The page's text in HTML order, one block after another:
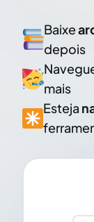
Baixe
depois
mais
Esteja